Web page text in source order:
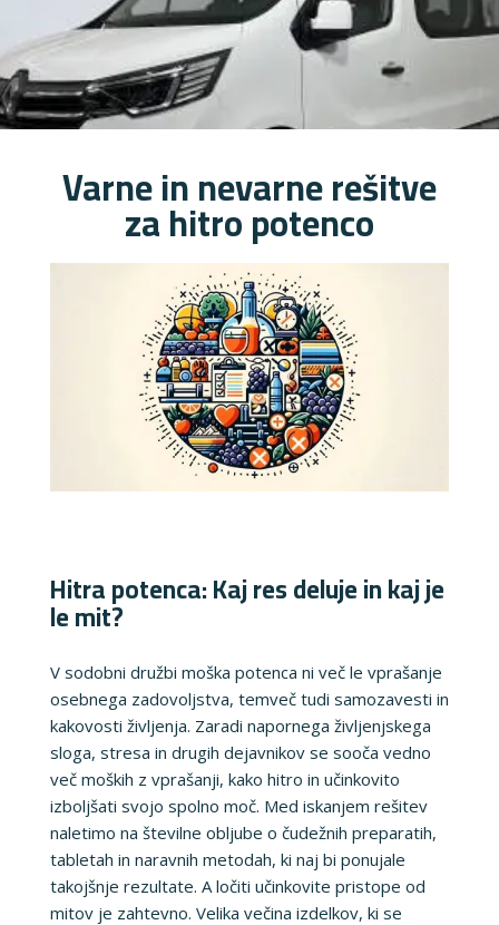
Varne in nevarne rešitve
za hitro potenco
Hitra potenca: Kaj res deluje in kaj je
le mit?
V sodobni družbi moška potenca ni več le vprašanje
osebnega zadovoljstva, temveč tudi samozavesti in
kakovosti življenja. Zaradi napornega življenjskega
sloga, stresa in drugih dejavnikov se sooča vedno
več moških z vprašanji, kako hitro in učinkovito
izboljšati svojo spolno moč. Med iskanjem rešitev
naletimo na številne obljube o čudežnih preparatih,
tabletah in naravnih metodah, ki naj bi ponujale
takojšnje rezultate. A ločiti učinkovite pristope od
mitov je zahtevno. Velika večina izdelkov, ki se